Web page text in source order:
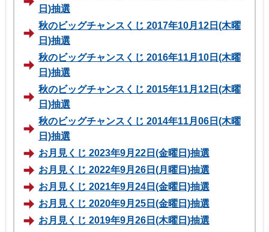
日)抽選
秋のビッグチャンスくじ 2017年10月12日(木曜
日)抽選
秋のビッグチャンスくじ 2016年11月10日(木曜
日)抽選
秋のビッグチャンスくじ 2015年11月12日(木曜
日)抽選
秋のビッグチャンスくじ 2014年11月06日(木曜
日)抽選
お月見くじ 2023年9月22日(金曜日)抽選
お月見くじ 2022年9月26日(月曜日)抽選
お月見くじ 2021年9月24日(金曜日)抽選
お月見くじ 2020年9月25日(金曜日)抽選
お月見くじ 2019年9月26日(木曜日)抽選